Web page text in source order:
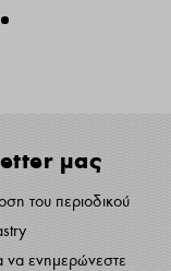
μας
του περιοδικού
να ενημερώνεστε